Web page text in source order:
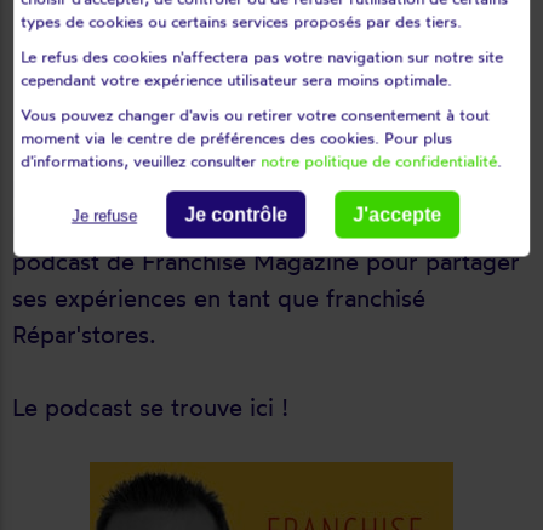
participe dans le
podcast de ``Franchise
Magazine``
Le franchisé Frédéric Pruvost, secteurs
Boulogne-sur-Mer et Calais, a participé au
podcast de Franchise Magazine pour partager
ses expériences en tant que franchisé
Répar'stores.
Le podcast se trouve ici !
types de cookies ou certains services proposés par des tiers.
Le refus des cookies n'affectera pas votre navigation sur notre site
cependant votre expérience utilisateur sera moins optimale.
Vous pouvez changer d'avis ou retirer votre consentement à tout
moment via le centre de préférences des cookies. Pour plus
d'informations, veuillez consulter notre politique de confidentialité.
Je refuse Je contrôle J'accepte